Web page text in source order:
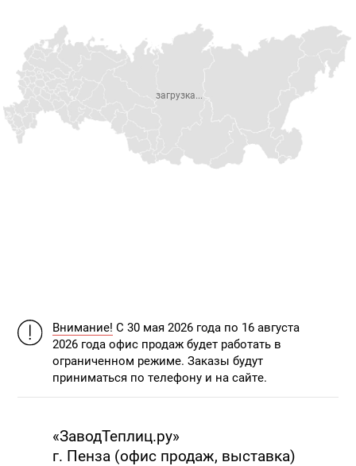
Внимание! С 30 мая 2026 года по 16 августа
2026 года офис продаж будет работать в
ограниченном режиме. Заказы будут
приниматься по телефону и на сайте.
«ЗаводТеплиц.ру»
г. Пенза (офис продаж, выставка)
загрузка...